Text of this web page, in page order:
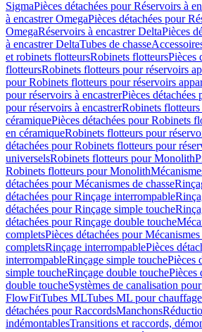
SigmaPièces détachées pour Réservoirs à
à encastrer OmegaPièces détachées pour
OmegaRéservoirs à encastrer DeltaPièces
à encastrer DeltaTubes de chasse
et robinets flotteursRobinets flotteursPièces
flotteursRobinets flotteurs pour réservoirs
pour Robinets flotteurs pour réservoirs
pour réservoirs à encastrerPièces
pour réservoirs à encastrerRobinets
céramiquePièces détachées pour Robinets
en céramiqueRobinets flotteurs pour
détachées pour Robinets flotteurs pour
universelsRobinets flotteurs pour Monolith
Robinets flotteurs pour Monolith
détachées pour Mécanismes de chasse
détachées pour Rinçage interrompable
détachées pour Rinçage simple touche
détachées pour Rinçage double touche
completsPièces détachées pour Mécanismes
completsRinçage interrompablePièces
interrompableRinçage simple touchePièces
simple toucheRinçage double touchePièces
double toucheSystèmes de canalisation
FlowFitTubes MLTubes ML pour chauffage
détachées pour RaccordsManchons
indémontablesTransitions et raccords,